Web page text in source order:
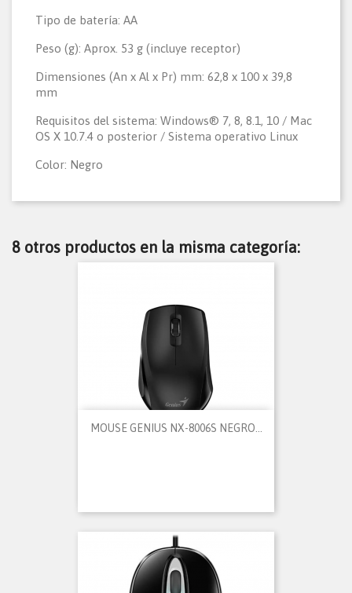
Tipo de batería: AA
Peso (g): Aprox. 53 g (incluye receptor)
Dimensiones (An x Al x Pr) mm: 62,8 x 100 x 39,8
mm
Requisitos del sistema: Windows® 7, 8, 8.1, 10 / Mac
OS X 10.7.4 o posterior / Sistema operativo Linux
Color: Negro
8 otros productos en la misma categoría:
MOUSE GENIUS NX-8006S NEGRO...